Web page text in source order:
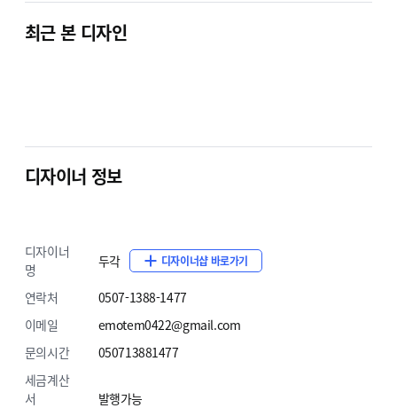
100% 반응형 디자인
데스크탑부터 태블릿, 스마트폰까지 다양한
01
최근 본 디자인
디자이너 정보
디자이너
명
두각 디자이너샵 바로가기
연락처
0507-1388-1477
이메일
emotem0422@gmail.com
문의시간
050713881477
세금계산
서
발행가능